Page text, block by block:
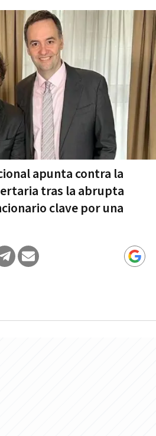
apunta contra la
tras la abrupta
clave por una